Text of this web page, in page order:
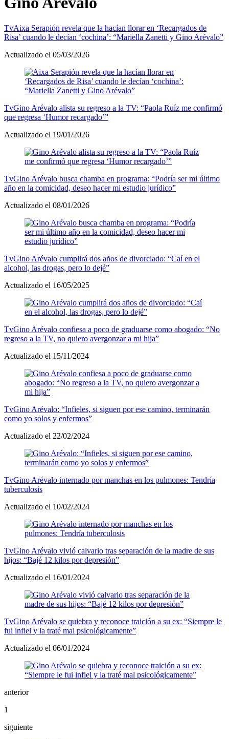
TvAixa Serapión revela que la hacían llorar en ‘Recargados de
Risa’ cuando le decían ‘cochina’: “Mariella Zanetti y Gino Arévalo”
Actualizado el 05/03/2026
TvGino Arévalo alista su regreso a la TV: “Paola Ruíz me confirmó
que regresa ‘Humor recargado’”
Actualizado el 19/01/2026
TvGino Arévalo busca chamba en programa: “Podría ser mi último
año en la comicidad, deseo hacer mi estudio jurídico”
Actualizado el 08/01/2026
TvGino Arévalo cumplirá dos años de divorciado: “Caí en el
alcohol, las drogas, pero lo dejé”
Actualizado el 16/05/2025
TvGino Arévalo confiesa a poco de graduarse como abogado: “No
regreso a la TV, no quiero avergonzar a mi hija”
Actualizado el 15/11/2024
TvGino Arévalo: “Infieles, si siguen por ese camino, terminarán
como yo solos y enfermos”
Actualizado el 22/02/2024
TvGino Arévalo internado por manchas en los pulmones: Tendría
tuberculosis
Actualizado el 10/02/2024
TvGino Arévalo vivió calvario tras separación de la madre de sus
hijos: “Bajé 12 kilos por depresión”
Actualizado el 16/01/2024
TvGino Arévalo se quiebra y reconoce traición a su ex: “Siempre le
fui infiel y la traté mal psicológicamente”
Actualizado el 06/01/2024
anterior
1
siguiente